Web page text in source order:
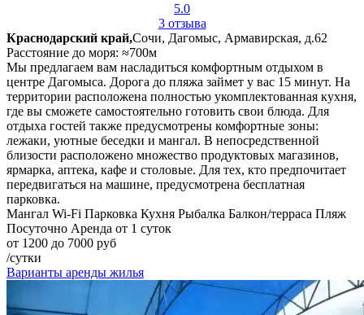
5.0
3 отзыва
Краснодарский край,Сочи, Дагомыс, Армавирская, д.62
Расстояние до моря: ≈700м
Мы предлагаем вам насладиться комфортным отдыхом в
центре Дагомыса. Дорога до пляжа займет у вас 15 минут. На
территории расположена полностью укомплектованная кухня,
где вы сможете самостоятельно готовить свои блюда. Для
отдыха гостей также предусмотрены комфортные зоны:
лежаки, уютные беседки и мангал. В непосредственной
близости расположено множество продуктовых магазинов,
ярмарка, аптека, кафе и столовые. Для тех, кто предпочитает
передвигаться на машине, предусмотрена бесплатная
парковка.
Мангал Wi-Fi Парковка Кухня Рыбалка Балкон/терраса Пляж
Посуточно Аренда от 1 суток
от 1200 до 7000 руб
/сутки
Варианты аренды жилья